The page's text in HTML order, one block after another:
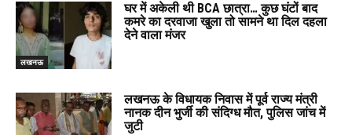
लखनऊ
घर में अकेली थी BCA छात्रा… कुछ घंटों बाद
कमरे का दरवाजा खुला तो सामने था दिल दहला
देने वाला मंजर
लखनऊ के विधायक निवास में पूर्व राज्य मंत्री
नानक दीन भुर्जी की संदिग्ध मौत, पुलिस जांच में
जुटी